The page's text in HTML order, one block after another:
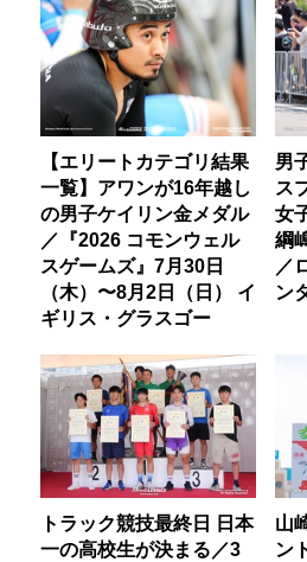
【エリートカテゴリ結果
一覧】アワンが16年越し
の男子ケイリン金メダル
／『2026 コモンウェル
スゲームズ』7月30日
（木）〜8月2日（日） イ
ギリス・グラスゴー
男
ス
女
綱
／
ン
トラック競技最終日 日本
一の高校生が決まる／3
山
ン